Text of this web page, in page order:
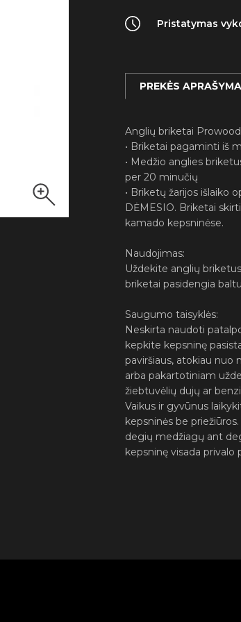
Pristatymas
PREKĖS
Anglių briketai
• Briketai pagaminti iš
• Medžio anglies
per 20 minučių
• Briketų žarijos išlaiko
DĖMESIO. Briketai
kamado kepsninėse.
Naudojimas:
Uždekite anglių
briketai pasidengia
Saugumo taisyklės:
Neskirta naudoti
kepkite kepsninę
paviršiaus, atokiau
arba pakartotiniam
žiebtuvėlių dujų ar
Vaikus ir gyvūnus
kepsninės be
degių medžiagų ant
kepsninę visada privalo